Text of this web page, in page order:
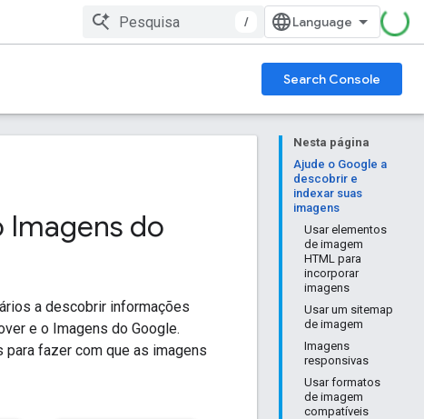
/
Search Console
Nesta página
Ajude o Google a
descobrir e
indexar suas
imagens
Usar elementos
de imagem
HTML para
incorporar
imagens
Usar um sitemap
de imagem
Imagens
responsivas
Usar formatos
de imagem
compatíveis
Imagens do
a descobrir informações
e o Imagens do Google.
fazer com que as imagens